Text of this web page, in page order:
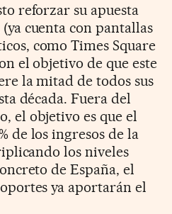
reforzar su apuesta
cuenta con pantallas
como Times Square
el objetivo de que este
la mitad de todos sus
década. Fuera del
el objetivo es que el
de los ingresos de la
los niveles
de España, el
ya aportarán el